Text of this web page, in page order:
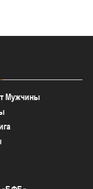
Мужчины